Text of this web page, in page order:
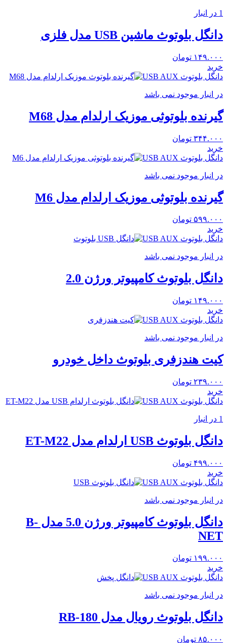
1 در انبار
دانگل بلوتوث ماشین USB مدل فلزی
۱۴۹.۰۰۰ تومان
خرید
دانگل بلوتوث USB AUX
در انبار موجود نمی باشد
گیرنده بلوتوثی موزیک ارلدام مدل M68
۳۴۴.۰۰۰ تومان
خرید
دانگل بلوتوث USB AUX
در انبار موجود نمی باشد
گیرنده بلوتوثی موزیک ارلدام مدل M6
۵۹۹.۰۰۰ تومان
خرید
دانگل بلوتوث USB AUX
در انبار موجود نمی باشد
دانگل بلوتوث کامپیوتر ورژن 2.0
۱۴۹.۰۰۰ تومان
خرید
دانگل بلوتوث USB AUX
در انبار موجود نمی باشد
کیت هندزفری بلوتوث داخل خودرو
۲۳۹.۰۰۰ تومان
خرید
دانگل بلوتوث USB AUX
1 در انبار
دانگل بلوتوث USB ارلدام مدل ET-M22
۴۹۹.۰۰۰ تومان
خرید
دانگل بلوتوث USB AUX
در انبار موجود نمی باشد
دانگل بلوتوث کامپیوتر ورژن 5.0 مدل B-
NET
۱۹۹.۰۰۰ تومان
خرید
دانگل بلوتوث USB AUX
در انبار موجود نمی باشد
دانگل بلوتوث رویال مدل RB-180
۸۵.۰۰۰ تومان